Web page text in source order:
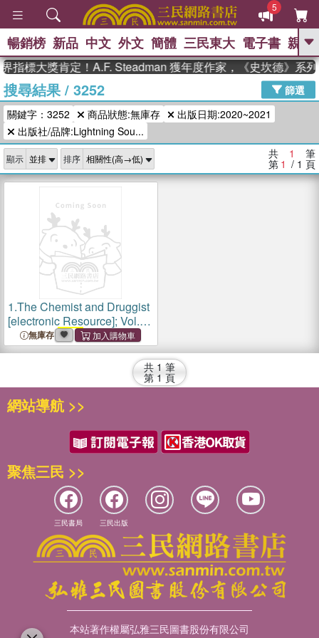
5
GO
高希均教授回憶錄
、 The Odyssey 、 父親節 、 如果歷
史是一群喵 、 暑期推薦 、 國際布克
獎 臺灣漫遊錄
登輝時代 、 數學女孩：黎曼猜想 、
偉大的迷走神經
暢銷榜 新品 中文 外文 簡體 三民東大 電子書 親子
指標大獎肯定！A.F. Steadman 獲年度作家，《史坎德》系
搜尋結果/ 3252
篩選
關鍵字：3252
商品狀態:無庫存
出版日期:2020~2021
出版社/品牌:Lightning Sou...
顯示 排序 共 1 筆
第 1 / 1 頁
1.The Chemist and Druggist
[electronic Resource]; Vol.
137 = no.3252(6 June
1942)
無庫存
共 1 筆
第 1 頁
網站導航 >>
聚焦三民 >>
三民書局 三民出版
本站著作權屬弘雅三民圖書股份有限公司